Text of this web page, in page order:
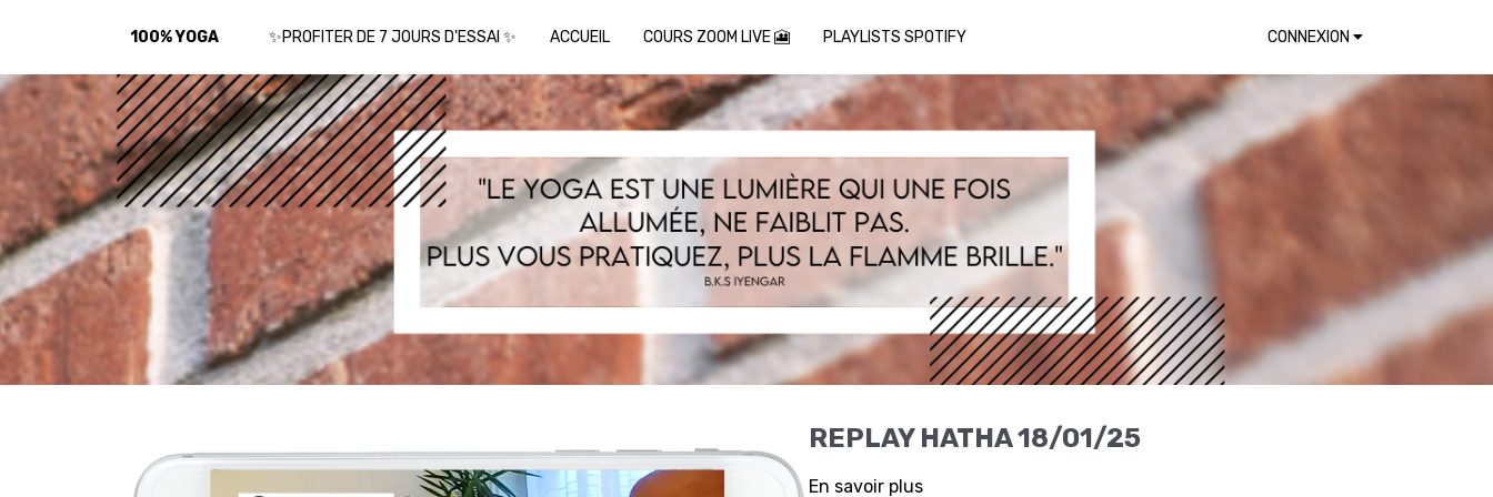
100% YOGA ✨PROFITER DE 7 JOURS D'ESSAI ✨ ACCUEIL COURS ZOOM LIVE 🎦 PLAYLISTS SPOTIFY CONNEXION
REPLAY HATHA 18/01/25
En savoir plus